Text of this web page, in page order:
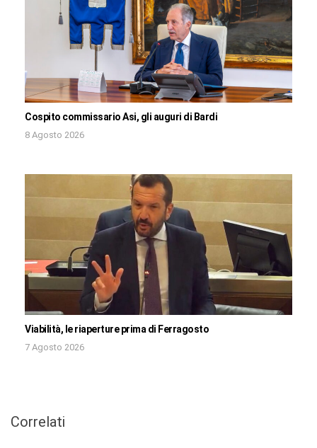
Cospito commissario Asi, gli auguri di Bardi
8 Agosto 2026
Viabilità, le riaperture prima di Ferragosto
7 Agosto 2026
Correlati